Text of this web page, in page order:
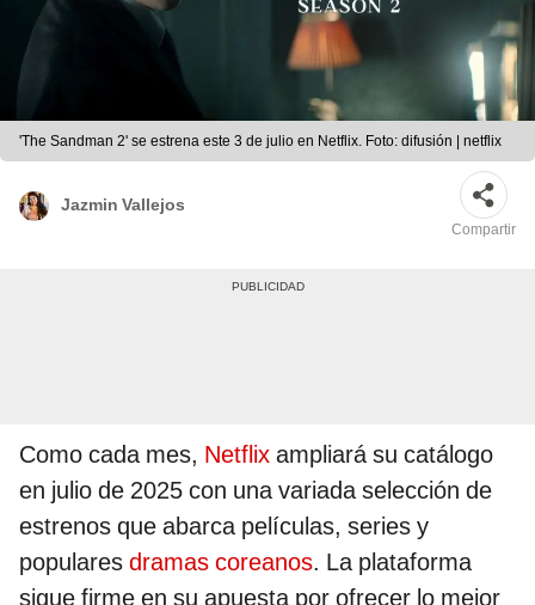
'The Sandman 2' se estrena este 3 de julio en Netflix. Foto: difusión | netflix
Jazmin Vallejos
Compartir
Como cada mes, Netflix ampliará su catálogo
en julio de 2025 con una variada selección de
estrenos que abarca películas, series y
populares dramas coreanos. La plataforma
sigue firme en su apuesta por ofrecer lo mejor